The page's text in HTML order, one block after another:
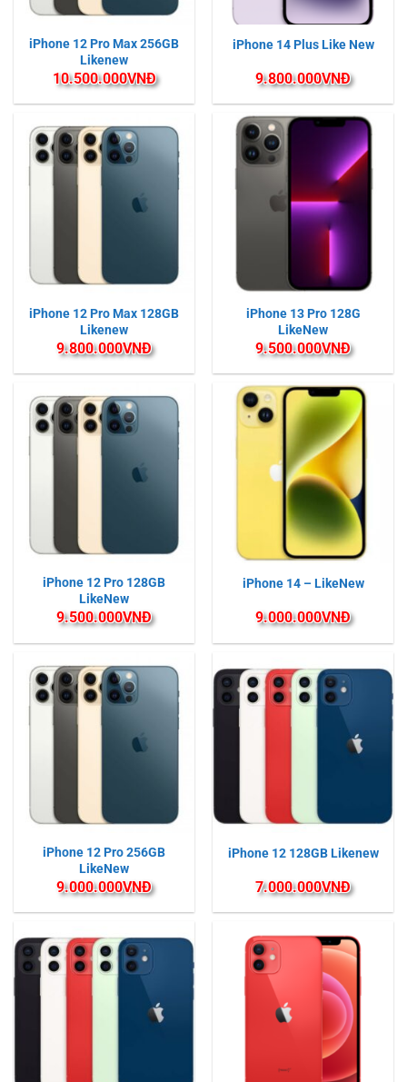
iPhone 12 Pro Max 256GB
Likenew
10.500.000VNĐ
iPhone 14 Plus Like New
9.800.000VNĐ
iPhone 12 Pro Max 128GB
Likenew
9.800.000VNĐ
iPhone 13 Pro 128G
LikeNew
9.500.000VNĐ
iPhone 12 Pro 128GB
LikeNew
9.500.000VNĐ
iPhone 14 – LikeNew
9.000.000VNĐ
iPhone 12 Pro 256GB
LikeNew
9.000.000VNĐ
iPhone 12 128GB Likenew
7.000.000VNĐ